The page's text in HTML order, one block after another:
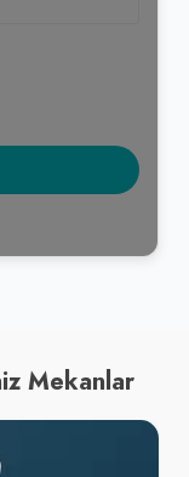
Mekanlar